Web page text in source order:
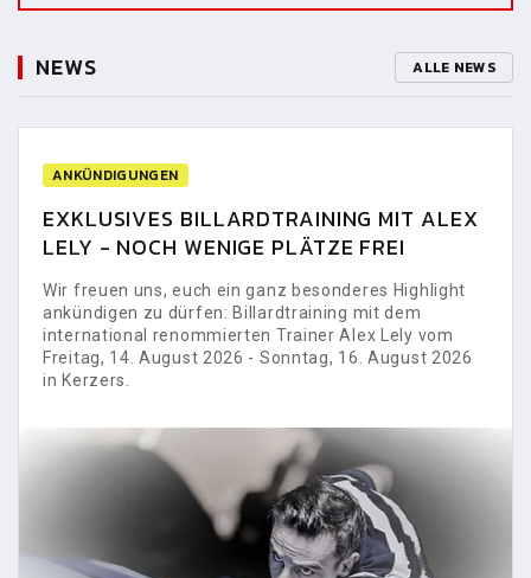
NEWS ALLE NEWS
ANKÜNDIGUNGEN
EXKLUSIVES BILLARDTRAINING MIT ALEX
LELY - NOCH WENIGE PLÄTZE FREI
Wir freuen uns, euch ein ganz besonderes Highlight
ankündigen zu dürfen: Billardtraining mit dem
international renommierten Trainer Alex Lely vom
Freitag, 14. August 2026 - Sonntag, 16. August 2026
in Kerzers.